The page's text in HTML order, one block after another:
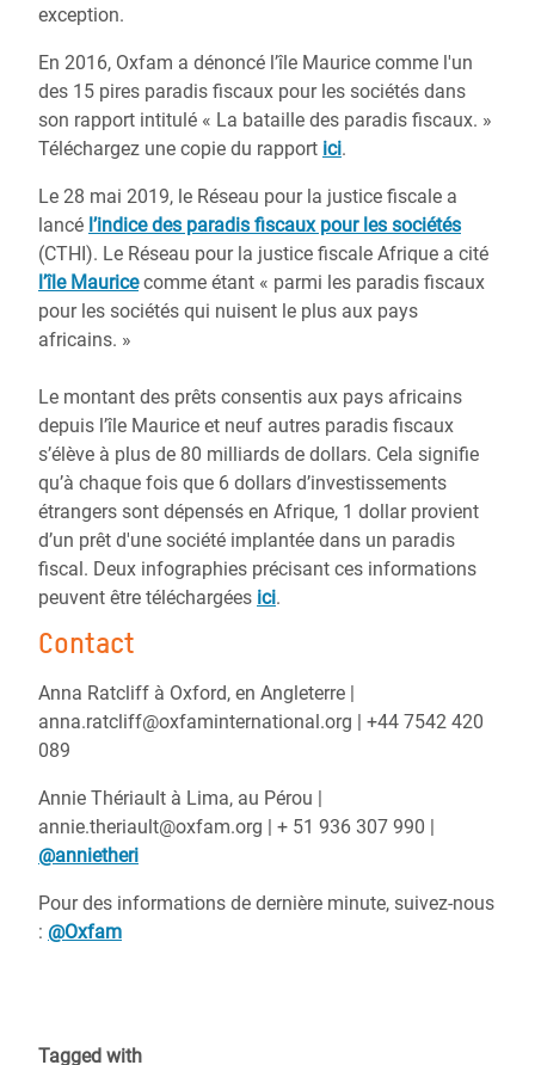
exception.
En 2016, Oxfam a dénoncé l’île Maurice comme l'un
des 15 pires paradis fiscaux pour les sociétés dans
son rapport intitulé « La bataille des paradis fiscaux. »
Téléchargez une copie du rapport ici.
Le 28 mai 2019, le Réseau pour la justice fiscale a
lancé l’indice des paradis fiscaux pour les sociétés
(CTHI). Le Réseau pour la justice fiscale Afrique a cité
l’île Mauricecomme étant « parmi les paradis fiscaux
pour les sociétés qui nuisent le plus aux pays
africains. »
Le montant des prêts consentis aux pays africains
depuis l’île Maurice et neuf autres paradis fiscaux
s’élève à plus de 80 milliards de dollars. Cela signifie
qu’à chaque fois que 6 dollars d’investissements
étrangers sont dépensés en Afrique, 1 dollar provient
d’un prêt d'une société implantée dans un paradis
fiscal. Deux infographies précisant ces informations
peuvent être téléchargées ici.
Contact
Anna Ratcliff à Oxford, en Angleterre |
anna.ratcliff@oxfaminternational.org | +44 7542 420
089
Annie Thériault à Lima, au Pérou |
annie.theriault@oxfam.org | + 51 936 307 990 |
@annietheri
Pour des informations de dernière minute, suivez-nous
: @Oxfam
Tagged with